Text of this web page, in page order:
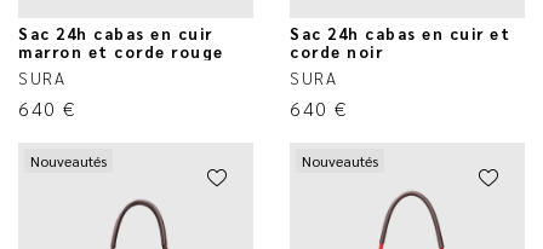
Sac 24h cabas en cuir
marron et corde rouge
SURA
640 €
Sac 24h cabas en cuir et
corde noir
SURA
640 €
Nouveautés Nouveautés